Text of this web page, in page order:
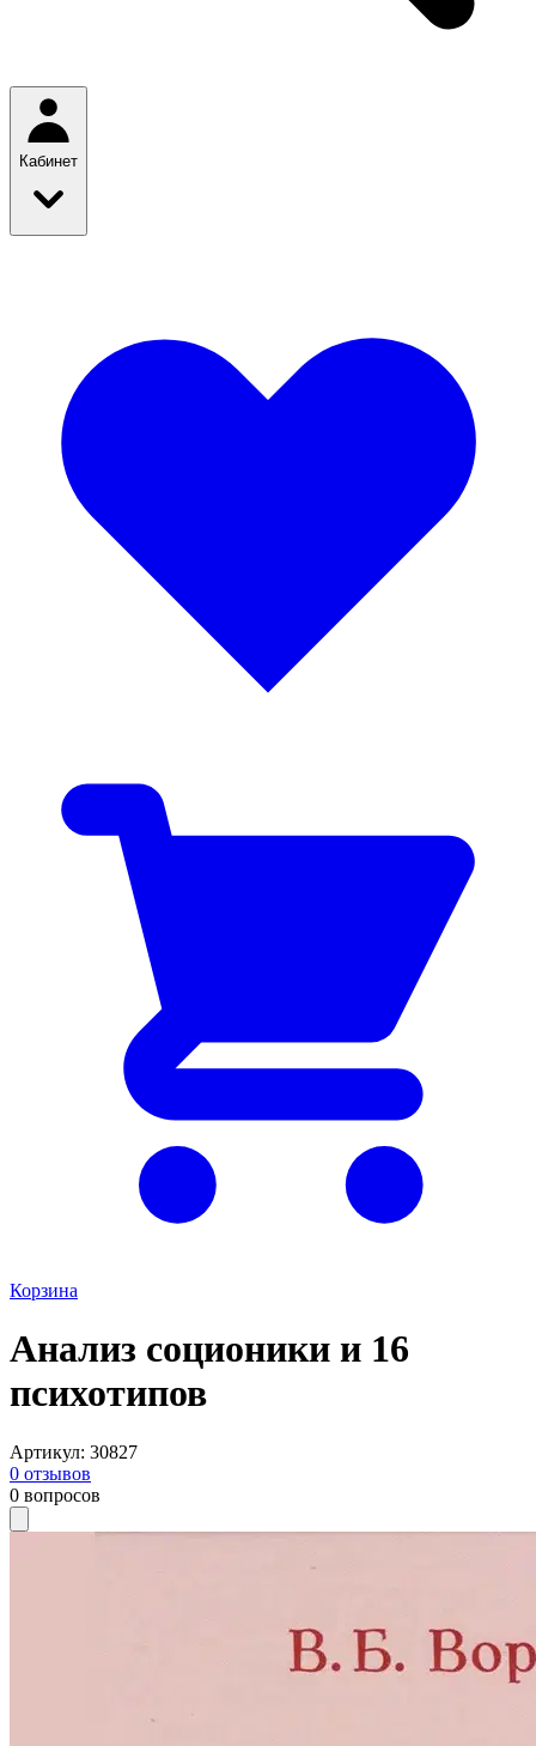
Кабинет
Корзина
Анализ соционики и 16
психотипов
Артикул: 30827
0 отзывов
0 вопросов